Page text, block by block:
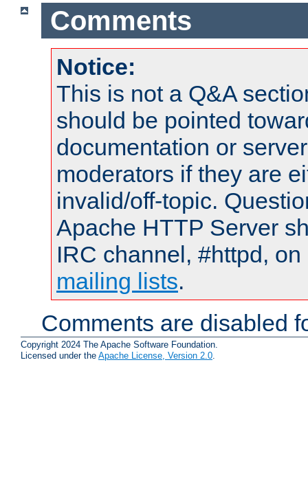
Comments
Notice:
This is not a Q&A
should be pointed
documentation or
moderators if they are
invalid/off-topic.
Apache HTTP Server
IRC channel, #httpd,
mailing lists.
Comments are disabled
Copyright 2024 The Apache Software Foundation.
Licensed under the Apache License, Version 2.0